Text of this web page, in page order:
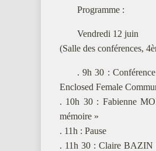
Programme :
Vendredi 12 juin
(Salle des conférences,
. 9h 30 :
Enclosed Female
. 10h 30 : Fabienne
mémoire »
. 11h : Pause
. 11h 30 : Claire BAZIN